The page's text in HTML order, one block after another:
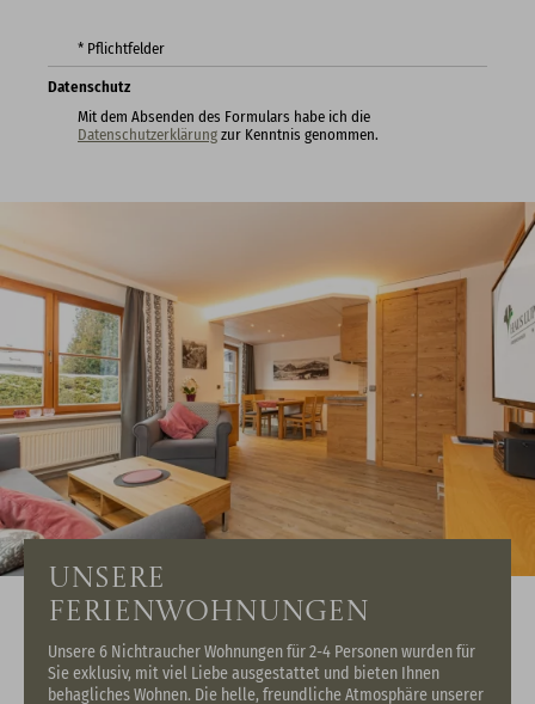
* Pflichtfelder
Datenschutz
Mit dem Absenden des Formulars habe ich die
Datenschutzerklärung zur Kenntnis genommen.
Unsere
Ferienwohnungen
Unsere 6 Nichtraucher Wohnungen für 2-4 Personen wurden für
Sie exklusiv, mit viel Liebe ausgestattet und bieten Ihnen
behagliches Wohnen. Die helle, freundliche Atmosphäre unserer